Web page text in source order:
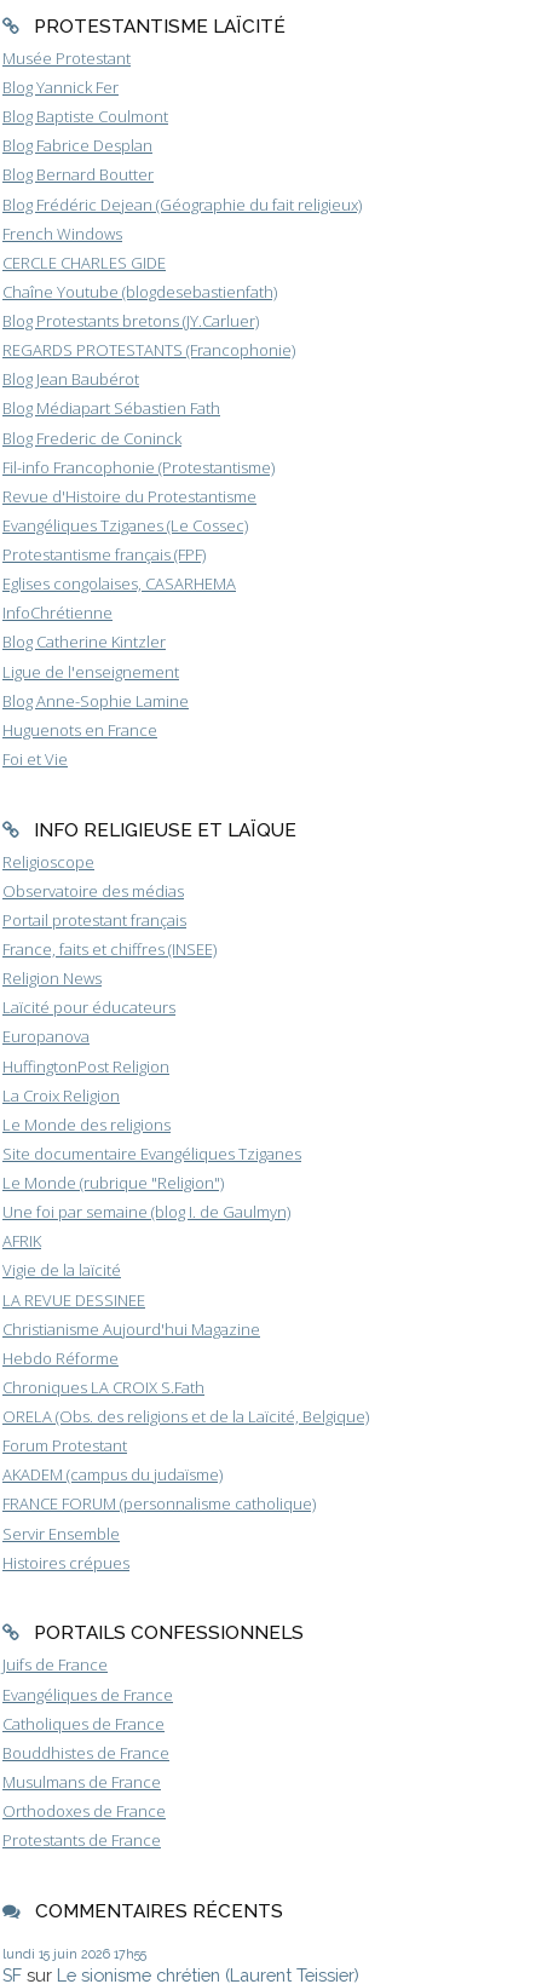
PROTESTANTISME LAÏCITÉ
Musée Protestant
Blog Yannick Fer
Blog Baptiste Coulmont
Blog Fabrice Desplan
Blog Bernard Boutter
Blog Frédéric Dejean (Géographie du fait religieux)
French Windows
CERCLE CHARLES GIDE
Chaîne Youtube (blogdesebastienfath)
Blog Protestants bretons (JY.Carluer)
REGARDS PROTESTANTS (Francophonie)
Blog Jean Baubérot
Blog Médiapart Sébastien Fath
Blog Frederic de Coninck
Fil-info Francophonie (Protestantisme)
Revue d'Histoire du Protestantisme
Evangéliques Tziganes (Le Cossec)
Protestantisme français (FPF)
Eglises congolaises, CASARHEMA
InfoChrétienne
Blog Catherine Kintzler
Ligue de l'enseignement
Blog Anne-Sophie Lamine
Huguenots en France
Foi et Vie
INFO RELIGIEUSE ET LAÏQUE
Religioscope
Observatoire des médias
Portail protestant français
France, faits et chiffres (INSEE)
Religion News
Laïcité pour éducateurs
Europanova
HuffingtonPost Religion
La Croix Religion
Le Monde des religions
Site documentaire Evangéliques Tziganes
Le Monde (rubrique "Religion")
Une foi par semaine (blog I. de Gaulmyn)
AFRIK
Vigie de la laïcité
LA REVUE DESSINEE
Christianisme Aujourd'hui Magazine
Hebdo Réforme
Chroniques LA CROIX S.Fath
ORELA (Obs. des religions et de la Laïcité, Belgique)
Forum Protestant
AKADEM (campus du judaïsme)
FRANCE FORUM (personnalisme catholique)
Servir Ensemble
Histoires crépues
PORTAILS CONFESSIONNELS
Juifs de France
Evangéliques de France
Catholiques de France
Bouddhistes de France
Musulmans de France
Orthodoxes de France
Protestants de France
COMMENTAIRES RÉCENTS
lundi 15 juin 2026 17h55
SF sur Le sionisme chrétien (Laurent Teissier)